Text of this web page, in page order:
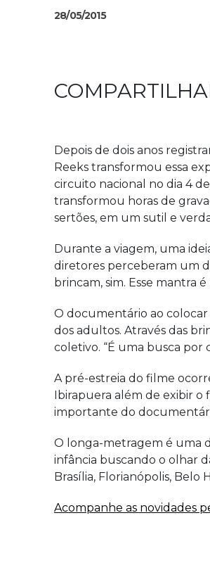
28/05/2015
Depois de dois anos
Reeks transformou essa
circuito nacional no dia 4
transformou horas de
sertões, em um sutil e
Durante a viagem, uma
diretores perceberam um
brincam, sim. Esse mantra
O documentário ao colocar
dos adultos. Através das
coletivo. “É uma busca por
A pré-estreia do filme
Ibirapuera além de exibir
importante do
O longa-metragem é uma
infância buscando o olhar
Brasília, Florianópolis, Belo
Acompanhe as novidades